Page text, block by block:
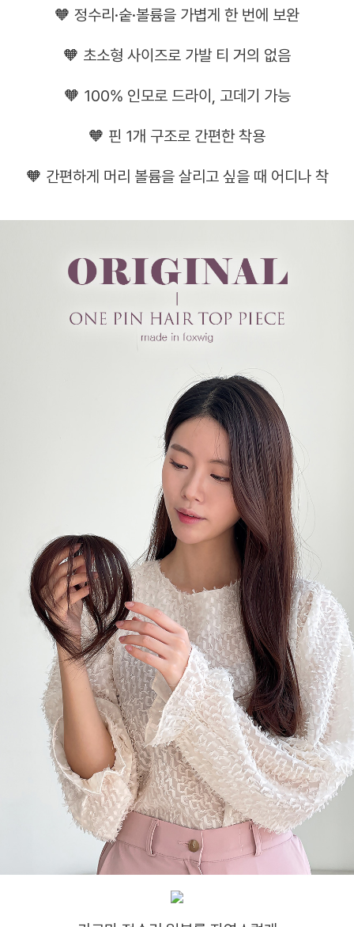
🧡 정수리·숱·볼륨을 가볍게 한 번에 보완
🧡 초소형 사이즈로 가발 티 거의 없음
🧡 100% 인모로 드라이, 고데기 가능
🧡 핀 1개 구조로 간편한 착용
🧡 간편하게 머리 볼륨을 살리고 싶을 때 어디나 착